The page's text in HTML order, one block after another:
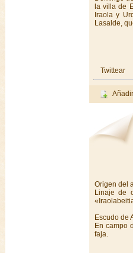
la villa de
Iraola y
Lasalde,
Twittear
Origen del
Linaje de
Escudo de
En campo
faja.